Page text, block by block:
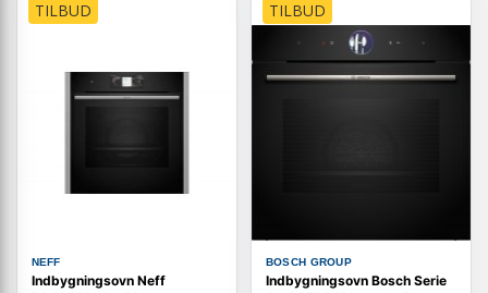
TILBUD
NEFF
Indbygningsovn Neff
TILBUD
BOSCH GROUP
Indbygningsovn Bosch Serie